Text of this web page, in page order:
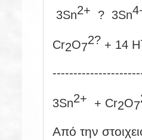
3Sn2+ ? 3Sn
Cr2O7
2? + 14 H
3Sn2+ + Cr2O7
Από την